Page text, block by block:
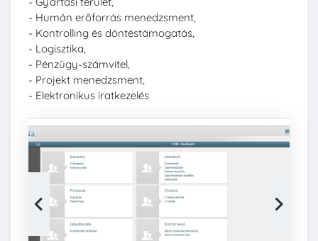
- Humán erőforrás menedzsment,
- Kontrolling és döntéstámogatás,
- Logisztika,
- Pénzügy-számvitel,
- Projekt menedzsment,
- Elektronikus iratkezelés